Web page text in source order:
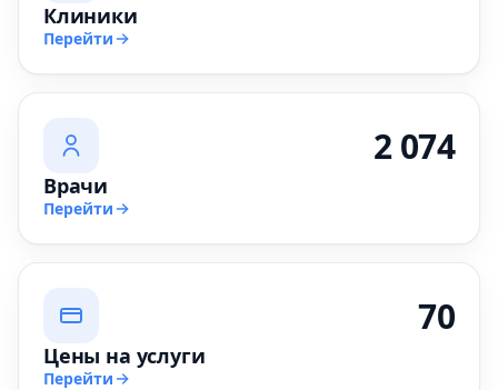
Клиники
Перейти
2 074
Врачи
Перейти
70
Цены на услуги
Перейти